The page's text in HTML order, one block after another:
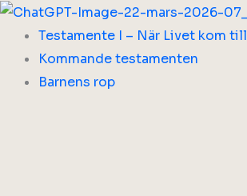
Hoppa
innehåll
Testamente I – När Livet kom till
Kommande testamenten
Barnens rop